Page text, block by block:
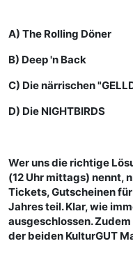
A) The Rolling Döner
B) Deep 'n Back
C) Die närrischen
D) Die NIGHTBIRDS
Wer uns die richtige
(12 Uhr mittags) nennt,
Tickets, Gutscheinen
Jahres teil. Klar, wie
ausgeschlossen.
der beiden KulturGUT